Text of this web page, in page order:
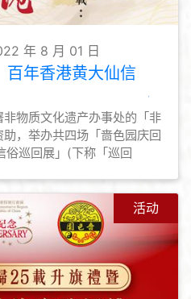
年 8 月 01 日
年香港黄大仙信
物质文化遗产办事处的「非
，举办共四场「啬色园庆回
俗巡回展」(下称「巡回
活动